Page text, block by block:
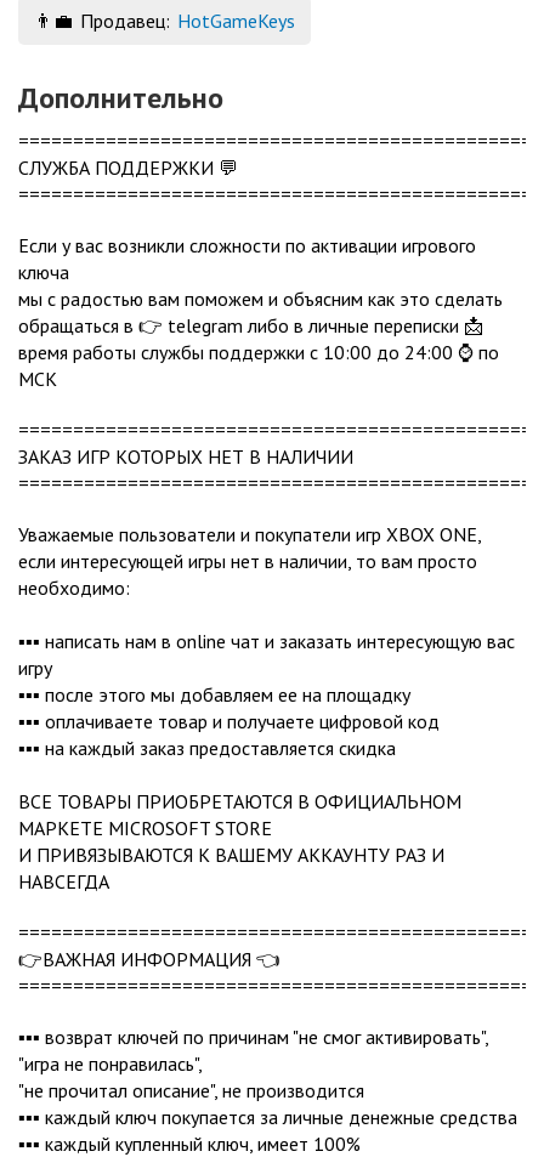
👨‍💼 Продавец: HotGameKeys
Дополнительно
СЛУЖБА ПОДДЕРЖКИ 💬
Если у вас возникли сложности по активации игрового
ключа
мы с радостью вам поможем и объясним как это сделать
обращаться в 👉 telegram либо в личные переписки 📩
время работы службы поддержки с 10:00 до 24:00 ⌚ по
МСК
ЗАКАЗ ИГР КОТОРЫХ НЕТ В НАЛИЧИИ
Уважаемые пользователи и покупатели игр XBOX ONE,
если интересующей игры нет в наличии, то вам просто
необходимо:
▪️▪️▪️ написать нам в online чат и заказать интересующую вас
игру
▪️▪️▪️ после этого мы добавляем ее на площадку
▪️▪️▪️ оплачиваете товар и получаете цифровой код
▪️▪️▪️ на каждый заказ предоставляется скидка
ВСЕ ТОВАРЫ ПРИОБРЕТАЮТСЯ В ОФИЦИАЛЬНОМ
МАРКЕТЕ MICROSOFT STORE
И ПРИВЯЗЫВАЮТСЯ К ВАШЕМУ АККАУНТУ РАЗ И
НАВСЕГДА
👉ВАЖНАЯ ИНФОРМАЦИЯ 👈
▪️▪️▪️ возврат ключей по причинам "не смог активировать",
"игра не понравилась",
"не прочитал описание", не производится
▪️▪️▪️ каждый ключ покупается за личные денежные средства
▪️▪️▪️ каждый купленный ключ, имеет 100%